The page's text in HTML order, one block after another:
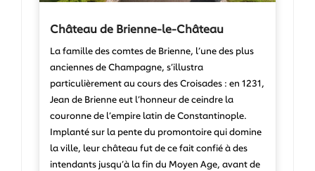
Château de Brienne-le-Château
La famille des comtes de Brienne, l’une des plus
anciennes de Champagne, s’illustra
particulièrement au cours des Croisades : en 1231,
Jean de Brienne eut l’honneur de ceindre la
couronne de l’empire latin de Constantinople.
Implanté sur la pente du promontoire qui domine
la ville, leur château fut de ce fait confié à des
intendants jusqu’à la fin du Moyen Age, avant de